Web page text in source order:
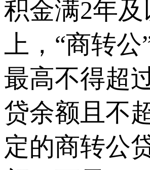
积金满2年及
上，“商转
最高不得超
贷余额且不
定的商转公